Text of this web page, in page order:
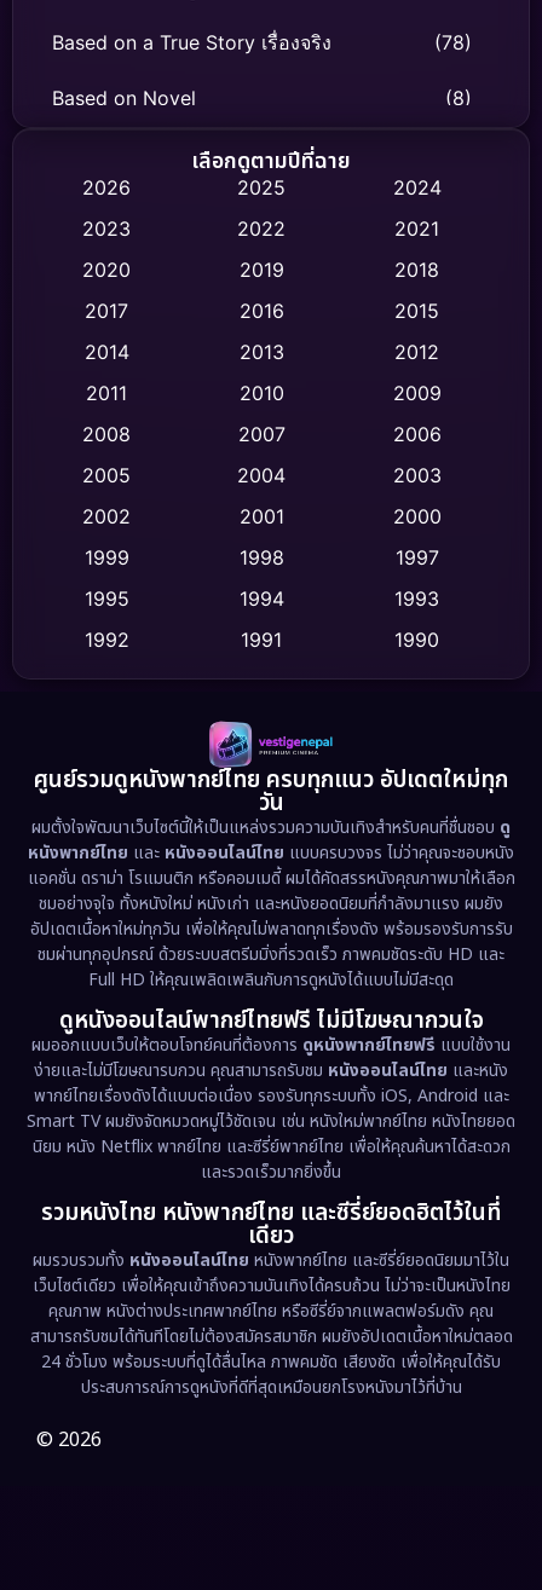
Based on a True Story เรื่องจริง (78)
Based on Novel (8)
Biography ชีวิตจริง
Classic หนังคลาสสิก (47)
Comedy ตลก (436)
Crime อาชญากรรม (513)
Cult Film
Dance เต้น (10)
Detective สืบสวน (59)
Disaster (13)
Disney+ (5)
Documentary สารคดี (93)
Drama ดราม่า (1,460)
Dystopian (17)
Emotional (61)
Epic มหากาพย์ (218)
Erotic (36)
Family ครอบครัว (363)
Fantasy จินตนาการ (326)
Fiction (9)
Film (57)
Gothic
เลือกดูตามปีที่ฉาย
2026 2025
2024
2023
2022
2021
2020
2019
2018
2017
2016
2015
2014
2013
2012
2011
2010
2009
2008
2007
2006
2005
2004
2003
2002
2001
2000
1999
1998
1997
1995
1994
1993
1992
1991
1990
1989
1988
1986
1983
1978
1962
ศูนย์รวมดูหนังพากย์ไทย ครบทุกแนว อัปเดตใหม่ทุก
วัน
ผมตั้งใจพัฒนาเว็บไซต์นี้ให้เป็นแหล่งรวมความบันเทิงสำหรับคนที่ชื่นชอบ ดู
หนังพากย์ไทย และ หนังออนไลน์ไทย แบบครบวงจร ไม่ว่าคุณจะชอบหนัง
แอคชั่น ดราม่า โรแมนติก หรือคอมเมดี้ ผมได้คัดสรรหนังคุณภาพมาให้เลือก
ชมอย่างจุใจ ทั้งหนังใหม่ หนังเก่า และหนังยอดนิยมที่กำลังมาแรง ผมยัง
อัปเดตเนื้อหาใหม่ทุกวัน เพื่อให้คุณไม่พลาดทุกเรื่องดัง พร้อมรองรับการรับ
ชมผ่านทุกอุปกรณ์ ด้วยระบบสตรีมมิ่งที่รวดเร็ว ภาพคมชัดระดับ HD และ
Full HD ให้คุณเพลิดเพลินกับการดูหนังได้แบบไม่มีสะดุด
ดูหนังออนไลน์พากย์ไทยฟรี ไม่มีโฆษณากวนใจ
ผมออกแบบเว็บให้ตอบโจทย์คนที่ต้องการ ดูหนังพากย์ไทยฟรี แบบใช้งาน
ง่ายและไม่มีโฆษณารบกวน คุณสามารถรับชม หนังออนไลน์ไทย และหนัง
พากย์ไทยเรื่องดังได้แบบต่อเนื่อง รองรับทุกระบบทั้ง iOS, Android และ
Smart TV ผมยังจัดหมวดหมู่ไว้ชัดเจน เช่น หนังใหม่พากย์ไทย หนังไทยยอด
นิยม หนัง Netflix พากย์ไทย และซีรี่ย์พากย์ไทย เพื่อให้คุณค้นหาได้สะดวก
และรวดเร็วมากยิ่งขึ้น
รวมหนังไทย หนังพากย์ไทย และซีรี่ย์ยอดฮิตไว้ในที่
เดียว
ผมรวบรวมทั้ง หนังออนไลน์ไทย หนังพากย์ไทย และซีรี่ย์ยอดนิยมมาไว้ใน
เว็บไซต์เดียว เพื่อให้คุณเข้าถึงความบันเทิงได้ครบถ้วน ไม่ว่าจะเป็นหนังไทย
คุณภาพ หนังต่างประเทศพากย์ไทย หรือซีรี่ย์จากแพลตฟอร์มดัง คุณ
สามารถรับชมได้ทันทีโดยไม่ต้องสมัครสมาชิก ผมยังอัปเดตเนื้อหาใหม่ตลอด
24 ชั่วโมง พร้อมระบบที่ดูได้ลื่นไหล ภาพคมชัด เสียงชัด เพื่อให้คุณได้รับ
ประสบการณ์การดูหนังที่ดีที่สุดเหมือนยกโรงหนังมาไว้ที่บ้าน
© 2026